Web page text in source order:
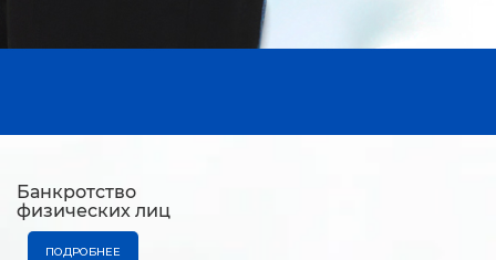
Банкротство
физических лиц
ПОДРОБНЕЕ